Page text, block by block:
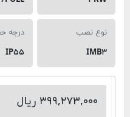
نوع نصب
IMB۳
درجه حفاظت
۳۹۹,۲۷۳,۰۰۰ ریال